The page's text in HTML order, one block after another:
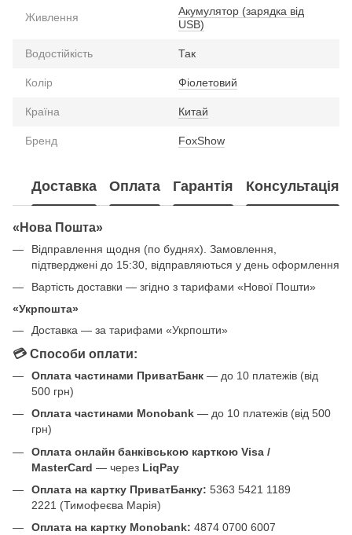
Живлення
Акумулятор (зарядка від
USB)
Водостійкість Так
Колір Фіолетовий
Країна Китай
Бренд FoxShow
Доставка Оплата Гарантія Консультація
«Нова Пошта»
Відправлення щодня (по буднях). Замовлення,
підтверджені до 15:30, відправляються у день оформлення
Вартість доставки — згідно з тарифами «Нової Пошти»
«Укрпошта»
Доставка — за тарифами «Укрпошти»
💳 Способи оплати:
Оплата частинами ПриватБанк — до 10 платежів (від
500 грн)
Оплата частинами Monobank — до 10 платежів (від 500
грн)
Оплата онлайн банківською карткою Visa /
MasterCard — через LiqPay
Оплата на картку ПриватБанку: 5363 5421 1189
2221 (Тимофеєва Марія)
Оплата на картку Monobank: 4874 0700 6007